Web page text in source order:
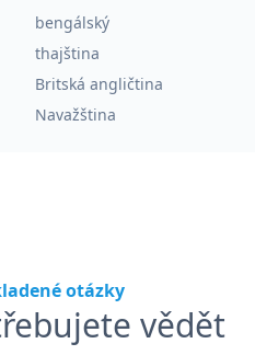
bengálský
thajština
Britská angličtina
Navažština
otázky
vědět